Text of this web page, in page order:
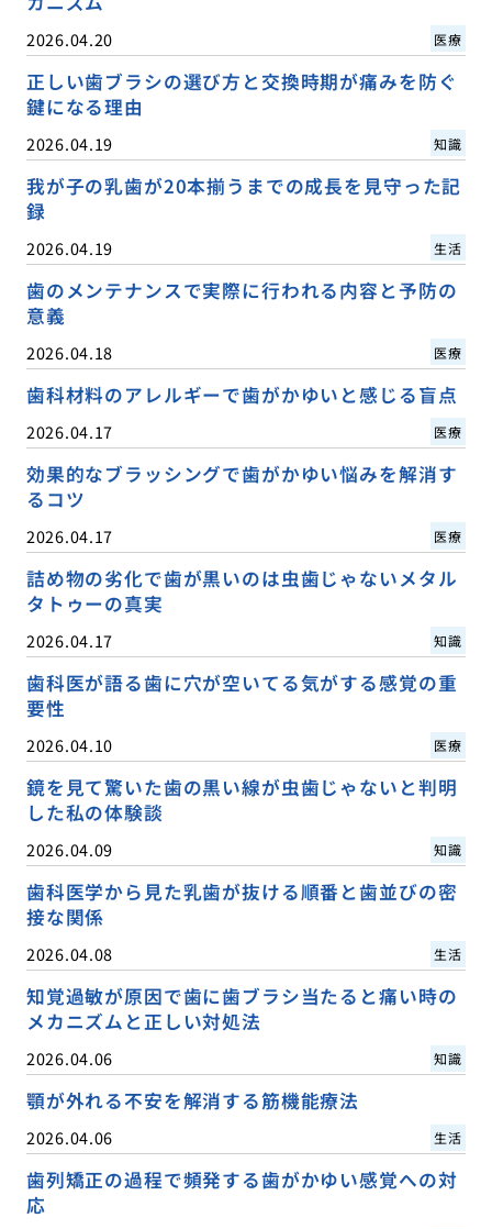
2026.04.20 医療
正しい歯ブラシの選び方と交換時期が痛みを防ぐ
鍵になる理由
2026.04.19 知識
我が子の乳歯が20本揃うまでの成長を見守った記
録
2026.04.19 生活
歯のメンテナンスで実際に行われる内容と予防の
意義
2026.04.18 医療
歯科材料のアレルギーで歯がかゆいと感じる盲点
2026.04.17 医療
効果的なブラッシングで歯がかゆい悩みを解消す
るコツ
2026.04.17 医療
詰め物の劣化で歯が黒いのは虫歯じゃないメタル
タトゥーの真実
2026.04.17 知識
歯科医が語る歯に穴が空いてる気がする感覚の重
要性
2026.04.10 医療
鏡を見て驚いた歯の黒い線が虫歯じゃないと判明
した私の体験談
2026.04.09 知識
歯科医学から見た乳歯が抜ける順番と歯並びの密
接な関係
2026.04.08 生活
知覚過敏が原因で歯に歯ブラシ当たると痛い時の
メカニズムと正しい対処法
2026.04.06 知識
顎が外れる不安を解消する筋機能療法
2026.04.06 生活
歯列矯正の過程で頻発する歯がかゆい感覚への対
応